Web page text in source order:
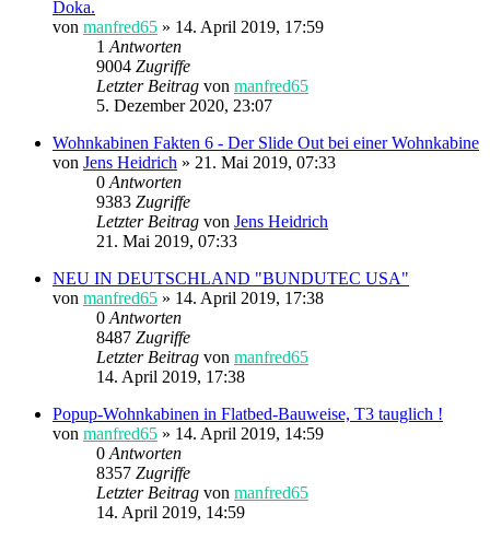
Doka.
von manfred65 » 14. April 2019, 17:59
1 Antworten
9004 Zugriffe
Letzter Beitrag von manfred65
5. Dezember 2020, 23:07
Wohnkabinen Fakten 6 - Der Slide Out bei einer Wohnkabine
von Jens Heidrich » 21. Mai 2019, 07:33
0 Antworten
9383 Zugriffe
Letzter Beitrag von Jens Heidrich
21. Mai 2019, 07:33
NEU IN DEUTSCHLAND "BUNDUTEC USA"
von manfred65 » 14. April 2019, 17:38
0 Antworten
8487 Zugriffe
Letzter Beitrag von manfred65
14. April 2019, 17:38
Popup-Wohnkabinen in Flatbed-Bauweise, T3 tauglich !
von manfred65 » 14. April 2019, 14:59
0 Antworten
8357 Zugriffe
Letzter Beitrag von manfred65
14. April 2019, 14:59